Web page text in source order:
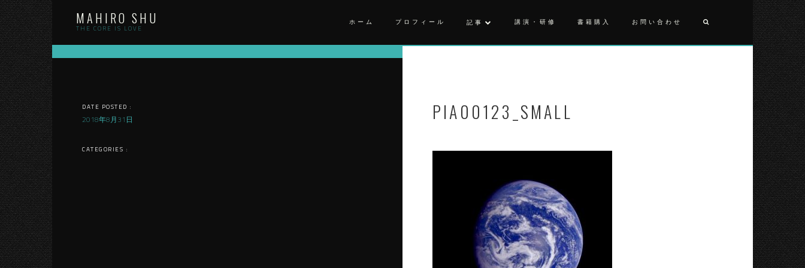
Skip
to
content
MAHIRO SHU
THE CORE IS LOVE
ホーム プロフィール 記事 講演・研修 書籍購入 お問い合わせ
DATE POSTED :
2018年8月31日
CATEGORIES :
PIA00123_SMALL
投
稿
ナ
ビ
ゲ
ー
シ
ョ
ン